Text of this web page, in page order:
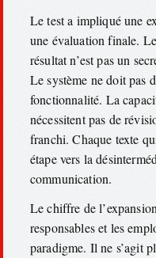
Le test a impliqué une
une évaluation finale.
résultat n’est pas un
Le système ne doit pas
fonctionnalité. La
nécessitent pas de
franchi. Chaque texte
étape vers la
communication.
Le chiffre de
responsables et les
paradigme. Il ne s’agit